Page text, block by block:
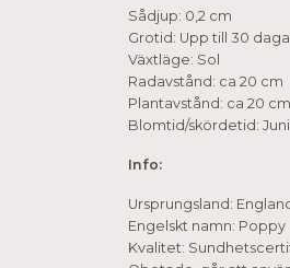
Sådjup: 0,2 cm
Grotid: Upp till 30
Växtläge: Sol
Radavstånd: ca 20 cm
Plantavstånd: ca 20 cm
Blomtid/skördetid:
Info:
Ursprungsland:
Engelskt namn: Poppy
Kvalitet: